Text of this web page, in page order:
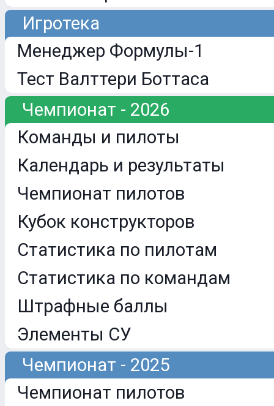
Игротека
Менеджер Формулы-1
Тест Валттери Боттаса
Чемпионат - 2026
Команды и пилоты
Календарь и результаты
Чемпионат пилотов
Кубок конструкторов
Статистика по пилотам
Статистика по командам
Штрафные баллы
Элементы СУ
Чемпионат - 2025
Чемпионат пилотов